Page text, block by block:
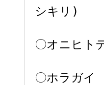
シキリ)
〇オニヒト
〇ホラガイ